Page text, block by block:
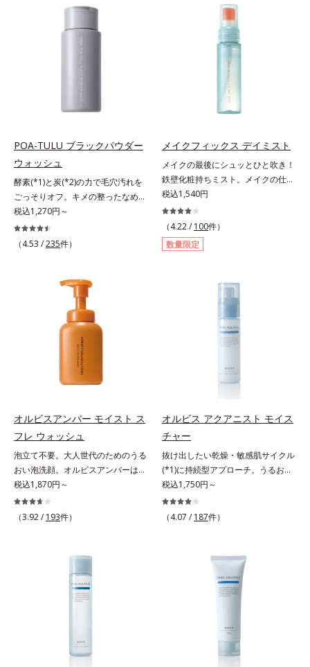
し、毎日のメイクが楽しくなる晴れ
やかな肌に導きます。*1 ポーラ化
成独自の（Ｃ１２－２０）アルキル
グルコシド（保湿）で形成するミセ
ルから、汚れをはね返す水の膜をつ
くる技術が日本初（2024年12月時
点、J－GLOBALによる自社調べ）
*2 オルビス内でかつてないオイル
独自の（Ｃ１２－２０）アルキルグ
ルコシド（保湿）で形成するミセル
*4 炭酸ジカプリリル*5 乾燥や汚れ
による*6 キメの乱れによる＜使用
量目安＞適量＜使用ステップ＞オル
ビス ザ クレンジング オイル ⇒
洗顔料 ⇒ 化粧水 ⇒ 保湿液
※W洗顔が必要です＜使用方法＞1.
の上で軽くらせんを描くように、メ
イクとよくなじませます。※落ちに
くいメイクを落とす際は、乾いた手
にとり、メイクとしっかりなじませ
てください。3.メイクとなじんだ
ら、水またはぬるま湯でよく洗い流
します。4.その後、洗顔料で洗顔し
BEAUTY夏祭りは、こちら
みずしい発色が続きます。また色素
による唇の乾燥を防ぐため、一部の
色素に特殊コーティング処理(*4)を
施し、さらに3種のうるおい・保護
成分(*5)も配合。しっとり感をキー
プし、ぷるんとした唇に。さっとひ
と塗りするだけで、くすみやすい大
人の肌に血色感を与え、唇を自然に
効果による*2 水添ポリイソブテン
*3 色みのこと*4 トリエトキシカプ
リリルシラン配合＝保湿成分*5 ス
クワラン、ヒアルロン酸Na、加水
分解コラーゲン
修成分(*1)が髪の内部まで浸透。さ
らに毛髪保護成分がダメージを受け
ている部位に吸着して、キューティ
クル表面をリペア。髪の内外にアプ
ローチして、乾燥などの外的刺激か
ら守り抜き、ダメージ(*2)を立て直
し(*3)ます。お風呂でシャンプー後
に適量を髪になじませ、置き時間は
軽さで、毛先までするんっとまとま
おうツヤ髪を叶えます。*1 毛髪補
修成分（イソステアリン酸、イソス
テアロイル加水分解コラーゲン、イ
ソステアロイル加水分解シルク、ス
フィンゴ糖脂質、トコフェロール、
グリセリン、糖脂質、BG、イソス
加水分解シルク、スフィンゴ糖脂
質、トコフェロール、グリセリン、
ヒアルロン酸ヒドロキシプロピルト
リモニウム、フェノキシエタノー
ル）*2 髪の乾燥、乾燥によるパサ
POA-TULU ブラックパウダー
ウォッシュ
酵素(*1)と炭(*2)の力で毛穴汚れを
ごっそりオフ。キメの整ったなめら
か肌へ。酵素(*1)と炭(*2)の力で毛
穴汚れをしっかり落とす、パウダー
タイプの酵素洗顔料です。皮脂やた
目立ちの原因に。普段の洗顔(*3)で
は落としにくい汚れは、酵素洗顔料
で落としましょう。3種の酵素がた
んぱく質や皮脂を溶かして分解。炭
が無数の毛穴に入り込み、溶けた汚
れをパワフルに吸着してすっきり落
とします。さらに浸透型ビタミンC
誘導体(*4)が汚れを取り去った毛穴
な肌に洗い上げます。ツブツブ入り
のパウダーが泡立てネットのように
空気を含ませるので、簡単に泡立て
られます。濃密うるおい泡を洗い流
したあとは大人の肌もつっぱりにく
く、使うたびに毛穴の目立ちにくい
肌(*5)を目指せます。性別問わずお
使いいただけるので、ご夫婦やカッ
つきが気になるところにもお使いい
ただけます。*1 プロテアーゼ、パ
パイン、リパーゼ配合＝洗浄成分*2
皮脂吸収成分*3 自社品*4 パルミチ
皮脂・汚れの除去による
税込1,270円～
（4.53 /235件）
メイクフィックス デイミスト
メイクの最後にシュッとひと吹き！
鉄壁化粧持ちミスト。メイクの仕上
げにシュッとひと吹き。肌とメイク
の密着感をピタッと高め、メイクく
ずれを防ぎ、化粧持ちをアップさせ
るミストタイプの化粧水です。くず
れ防止成分(*1)を含む層と美容成分
振って混ぜると、美容成分がくずれ
防止成分を包み込み、メイクの上に
汗・水・皮脂をはじきながら、美容
成分がうるおいをキープ。Wの機能
さらに保湿成分配合でうるおい感が
続き、エアコンなどによる乾燥も防
ぎます。*1 トリメチルシロキシケ
イ酸、ジメチコン配合＝汗や水、皮
脂をはじき、メイクくずれを防ぐ成
分*2 オリーブ葉エキス、ゴレンシ
葉エキス、加水分解ヒアルロン酸、
異性化糖配合＝保湿成分【ご使用方
法】2層タイプなので、必ず容器を
よく振ってからお使いください。メ
イクの仕上げに、顔から20cm程度
シュが目安）ミストを塗布後、肌に
触れずに乾くまでそのままお待ちく
税込1,540円
（4.22 / 100件）
数量限定
オルビスアンバー モイスト ス
フレ ウォッシュ
泡立て不要。大人世代のためのうる
おい泡洗顔。オルビスアンバーは、
いつも⾃然体で美しくありたいと願
う⼤⼈世代に寄り添うブランドで
す。年齢印象研究に基づいた肌サイ
軽なお手入れで賢いケアを。ライフ
スタイルになじむ、若々しい印象(*)
作りのサポートをします。* 肌にハ
リを与え若々しい印象
税込1,870円～
（3.92 / 193件）
オルビス アクアニスト モイス
チャー
抜け出したい乾燥・敏感肌サイクル
(*1)に持続型アプローチ。うるおい
を追求した敏感肌用保湿スキンケア
(*2)。うるおいを逃し、刺激を受け
やすい角層の“乾燥敏感スランプ
望の敏感肌用保湿スキンケアライン
「オルビス アクアニスト」。乾燥
敏感スランプの原因にアプローチす
る持続型トリプルアミノ酸(*4)を配
異物として排出されにくく、肌にと
どまってうるおいを蓄えてくれま
す。刺激を受けやすくなった角層を
税込1,750円～
（4.07 / 187件）